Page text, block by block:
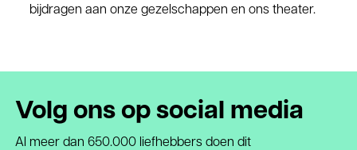
bijdragen aan onze gezelschappen en ons theater.
Volg ons op social media
Al meer dan 650.000 liefhebbers doen dit